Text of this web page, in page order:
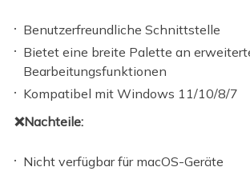
Benutzerfreundliche Schnittstelle
Bietet eine breite Palette an
Bearbeitungsfunktionen
Kompatibel mit Windows 11/10/8/7
❌Nachteile:
Nicht verfügbar für macOS-Geräte